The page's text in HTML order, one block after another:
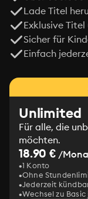
Lade Titel
Exklusive
Sicher für
Einfach
Unlimited
Für alle, die
möchten.
18.90 € /
1 Konto
Ohne
Jederzeit
Wechsel zu